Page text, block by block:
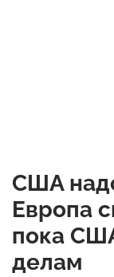
США
Европа
пока
делам